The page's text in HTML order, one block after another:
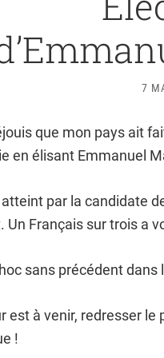
7
que mon pays ait
en élisant Emmanuel
par la candidate
Un Français sur trois a
sans précédent
est à venir, redresser
!